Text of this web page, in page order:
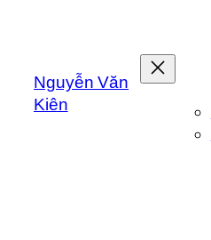
Nguyễn Văn
Kiên